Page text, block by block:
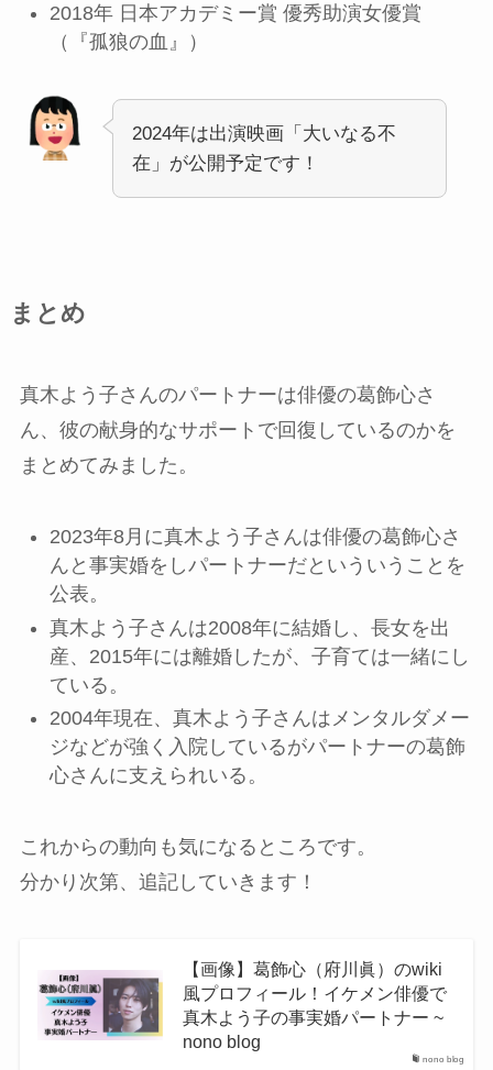
2018年 日本アカデミー賞 優秀助演女優賞
（『孤狼の血』）
2024年は出演映画「大いなる不
在」が公開予定です！
まとめ
真木よう子さんのパートナーは俳優の葛飾心さ
ん、彼の献身的なサポートで回復しているのかを
まとめてみました。
2023年8月に真木よう子さんは俳優の葛飾心さ
んと事実婚をしパートナーだといういうことを
公表。
真木よう子さんは2008年に結婚し、長女を出
産、2015年には離婚したが、子育ては一緒にし
ている。
2004年現在、真木よう子さんはメンタルダメー
ジなどが強く入院しているがパートナーの葛飾
心さんに支えられいる。
これからの動向も気になるところです。
分かり次第、追記していきます！
nono blog
【画像】葛飾心（府川眞）のwiki
風プロフィール！イケメン俳優で
真木よう子の事実婚パートナー ~
nono blog